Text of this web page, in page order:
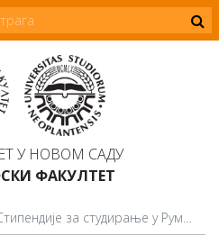
У НОВОМ САДУ
ФАКУЛТЕТ
за студирање у Румунији